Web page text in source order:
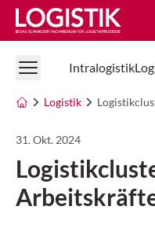
Logistik Online
Intralogistik
Logistik
31. Okt. 2024